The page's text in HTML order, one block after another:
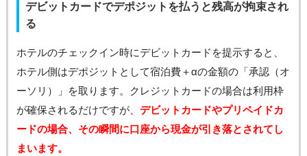
デビットカードでデポジットを払うと残高が拘束され
る
ホテルのチェックイン時にデビットカードを提示すると、
ホテル側はデポジットとして宿泊費＋αの金額の「承認（オ
ーソリ）」を取ります。クレジットカードの場合は利用枠
が確保されるだけですが、 デビットカードやプリペイドカ
ードの場合、その瞬間に口座から現金が引き落とされてし
まいます。